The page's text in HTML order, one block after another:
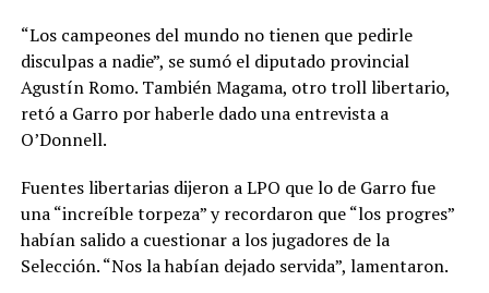
“Los campeones del mundo no tienen que pedirle
disculpas a nadie”, se sumó el diputado provincial
Agustín Romo. También Magama, otro troll libertario,
retó a Garro por haberle dado una entrevista a
O’Donnell.
Fuentes libertarias dijeron a LPO que lo de Garro fue
una “increíble torpeza” y recordaron que “los progres”
habían salido a cuestionar a los jugadores de la
Selección. “Nos la habían dejado servida”, lamentaron.